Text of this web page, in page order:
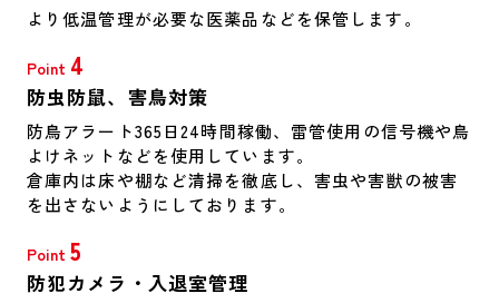
より低温管理が必要な医薬品などを保管します。
Point 4
防虫防鼠、害鳥対策
防鳥アラート365日24時間稼働、雷管使用の信号機や鳥
よけネットなどを使用しています。
倉庫内は床や棚など清掃を徹底し、害虫や害獣の被害
を出さないようにしております。
Point 5
防犯カメラ・入退室管理